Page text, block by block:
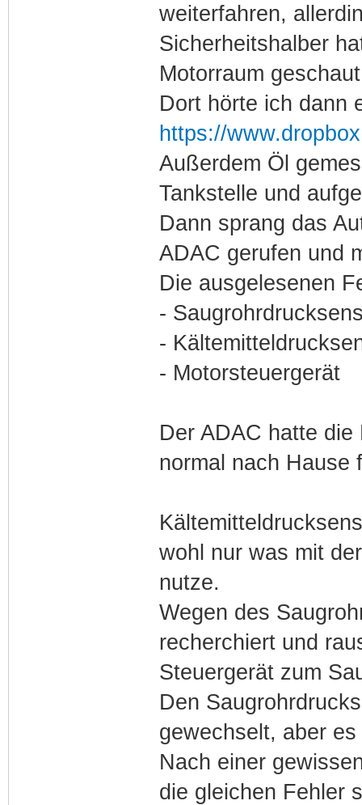
weiterfahren,
Sicherheitshalber
Motorraum
Dort hörte ich dann
https://
Außerdem Öl
Tankstelle und
Dann sprang das
ADAC gerufen und
Die ausgelesenen
-
-
- Motorsteuergerät
Der ADAC hatte
normal nach Hause
wohl nur was mit
nutze.
Wegen des
recherchiert und
Steuergerät zum
Den
gewechselt, aber
Nach einer
die gleichen Fehler